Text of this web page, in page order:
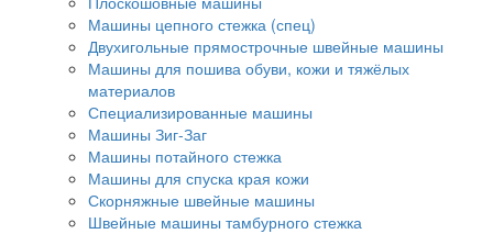
Машины цепного стежка (спец)
Двухигольные прямострочные швейные машины
Машины для пошива обуви, кожи и тяжёлых
материалов
Специализированные машины
Машины Зиг-Заг
Машины потайного стежка
Машины для спуска края кожи
Скорняжные швейные машины
Швейные машины тамбурного стежка